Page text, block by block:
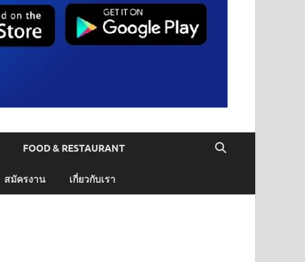
FOOD & RESTAURANT
สมัครงาน เกี่ยวกับเรา